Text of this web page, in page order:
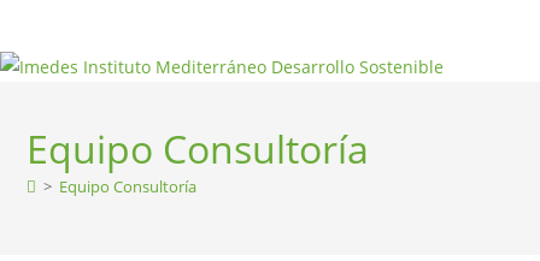
contenido
Equipo Consultoría
> Equipo Consultoría